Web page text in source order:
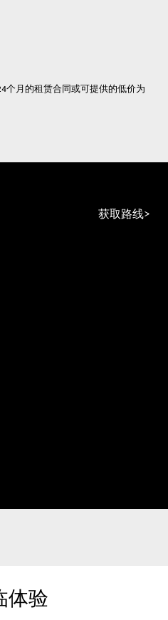
个月的租赁合同或可提供的低价为
获取路线
体验